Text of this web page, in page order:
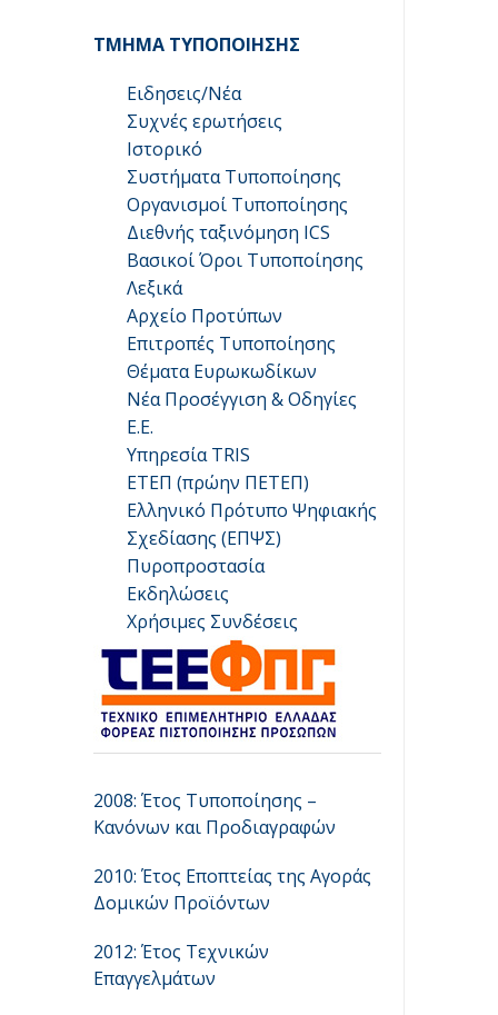
ΤΜΗΜΑ ΤΥΠΟΠΟΙΗΣΗΣ
Ειδησεις/Νέα
Συχνές ερωτήσεις
Ιστορικό
Συστήματα Τυποποίησης
Οργανισμοί Τυποποίησης
Διεθνής ταξινόμηση ICS
Βασικοί Όροι Τυποποίησης
Λεξικά
Αρχείο Προτύπων
Επιτροπές Τυποποίησης
Θέματα Ευρωκωδίκων
Νέα Προσέγγιση & Οδηγίες
Ε.Ε.
Υπηρεσία TRIS
ΕΤΕΠ (πρώην ΠΕΤΕΠ)
Ελληνικό Πρότυπο Ψηφιακής
Σχεδίασης (ΕΠΨΣ)
Πυροπροστασία
Εκδηλώσεις
Χρήσιμες Συνδέσεις
2008: Έτος Τυποποίησης –
Κανόνων και Προδιαγραφών
2010: Έτος Εποπτείας της Αγοράς
Δομικών Προϊόντων
2012: Έτος Τεχνικών
Επαγγελμάτων